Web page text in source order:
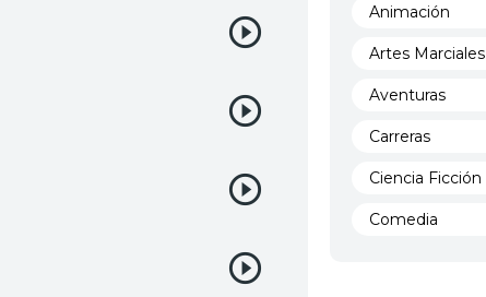
Animación
Artes Marciales
Aventuras
Carreras
Ciencia Ficción
Comedia